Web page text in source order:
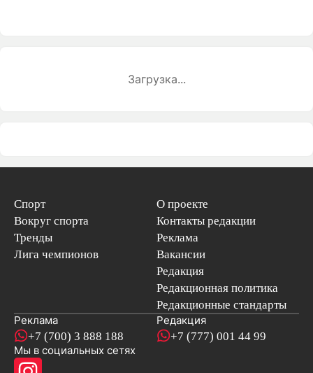
Загрузка...
Спорт
Вокруг спорта
Тренды
Лига чемпионов
О проекте
Контакты редакции
Реклама
Вакансии
Редакция
Редакционная политика
Редакционные стандарты
Реклама
+7 (700) 3 888 188
Редакция
+7 (777) 001 44 99
Мы в социальных сетях